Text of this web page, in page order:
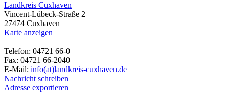
Landkreis Cuxhaven
Vincent-Lübeck-Straße 2
27474 Cuxhaven
Karte anzeigen
Telefon: 04721 66-0
Fax: 04721 66-2040
E-Mail: info(at)landkreis-cuxhaven.de
Nachricht schreiben
Adresse exportieren